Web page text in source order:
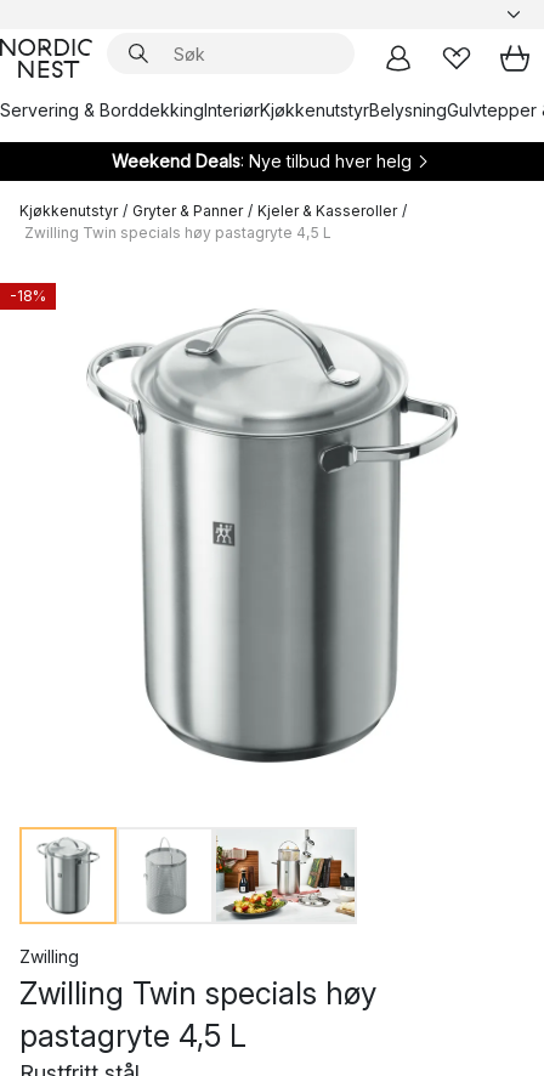
Servering & BorddekkingInteriørKjøkkenutstyrBelysningGulvtepper
Weekend Deals: Nye tilbud hver helg
Kjøkkenutstyr / Gryter & Panner / Kjeler & Kasseroller /
Zwilling Twin specials høy pastagryte 4,5 L
-18%
Zwilling
Zwilling Twin specials høy
pastagryte 4,5 L